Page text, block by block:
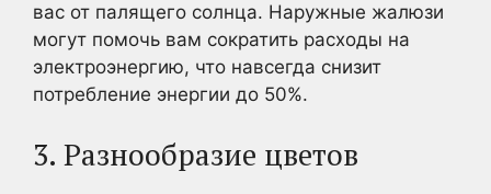
вас от палящего солнца. Наружные жалюзи
могут помочь вам сократить расходы на
электроэнергию, что навсегда снизит
потребление энергии до 50%.
3. Разнообразие цветов